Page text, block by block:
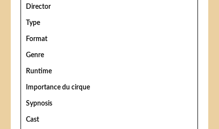
Director
Type
Format
Genre
Runtime
Importance du cirque
Sypnosis
Cast